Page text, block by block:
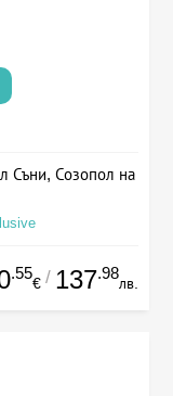
Съни, Созопол на
.55
€ / 137.98
лв.